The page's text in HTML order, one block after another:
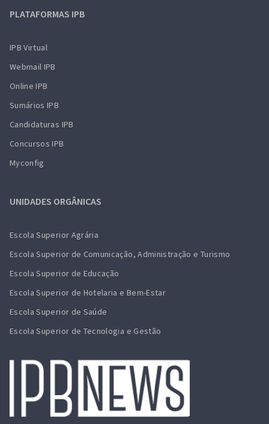
PLATAFORMAS IPB
IPB Virtual
Webmail IPB
Online IPB
Sumários IPB
Candidaturas IPB
Concursos IPB
Myconfig
UNIDADES ORGÂNICAS
Escola Superior Agrária
Escola Superior de Comunicação, Administração e Turismo
Escola Superior de Educação
Escola Superior de Hotelaria e Bem-Estar
Escola Superior de Saúde
Escola Superior de Tecnologia e Gestão